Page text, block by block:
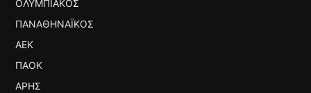
ΟΛΥΜΠΙΑΚΌΣ
ΠΑΝΑΘΗΝΑΪΚΌΣ
ΑΕΚ
ΠΑΟΚ
ΆΡΗΣ